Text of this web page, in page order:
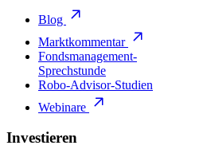
Blog
Marktkommentar
Fondsmanagement-
Sprechstunde
Robo-Advisor-Studien
Webinare
Investieren